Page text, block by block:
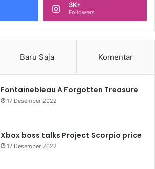
3K+
Followers
Baru Saja Komentar
Fontainebleau A Forgotten Treasure
17 Desember 2022
Xbox boss talks Project Scorpio price
17 Desember 2022